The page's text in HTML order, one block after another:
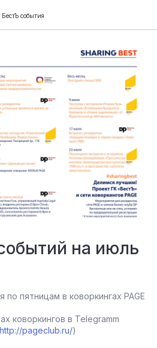
БестЪ события
на июль
пятницам в коворкингах PAGE
коворкингов в Telegramm
http://pageclub.ru/)